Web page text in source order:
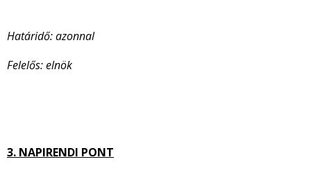
Határidő: azonnal
Felelős: elnök
3. NAPIRENDI PONT